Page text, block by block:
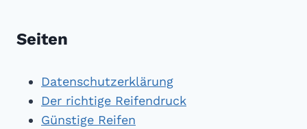
Seiten
Datenschutzerklärung
Der richtige Reifendruck
Günstige Reifen